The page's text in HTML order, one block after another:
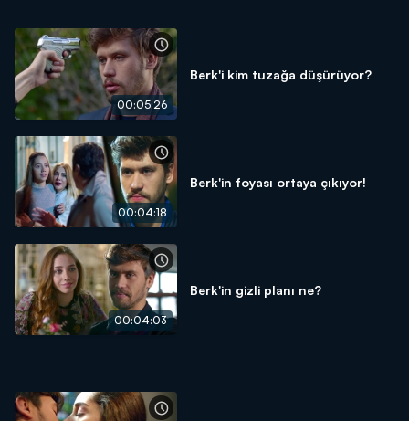
00:05:26
Berk'i kim tuzağa düşürüyor?
00:04:18
Berk'in foyası ortaya çıkıyor!
00:04:03
Berk'in gizli planı ne?